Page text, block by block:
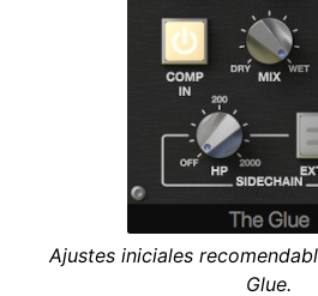
Ajustes iniciales
Glue.